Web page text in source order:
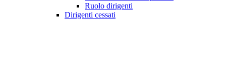
Ruolo dirigenti
Dirigenti cessati